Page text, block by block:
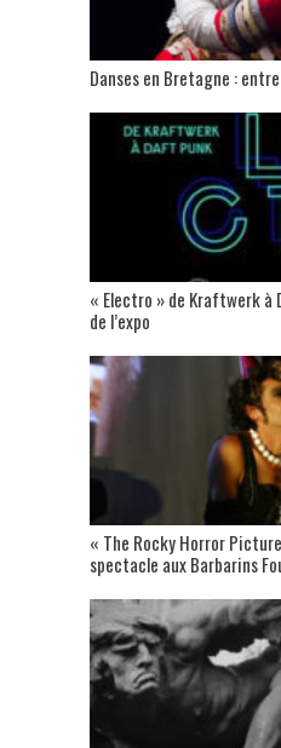
Danses en Bretagne :
« Electro » de Kraftwerk
de l’expo
« The Rocky Horror
spectacle aux Barbarins